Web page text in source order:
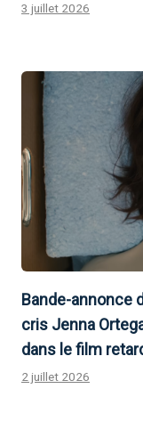
3 juillet 2026
Bande-annonce
cris Jenna
dans le film
2 juillet 2026